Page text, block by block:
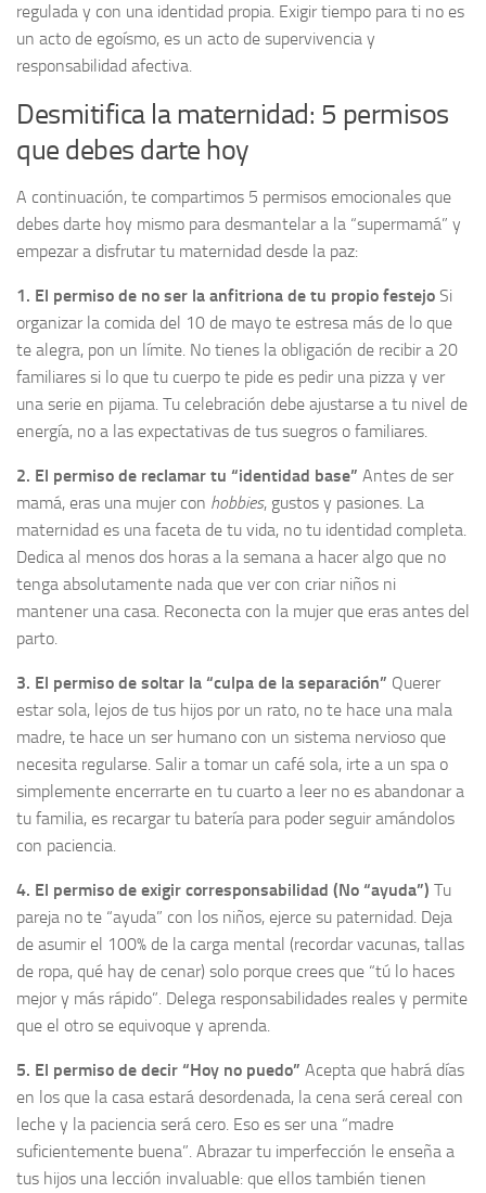
regulada y con una identidad propia. Exigir tiempo para ti no es
un acto de egoísmo, es un acto de supervivencia y
responsabilidad afectiva.
Desmitifica la maternidad: 5 permisos
que debes darte hoy
A continuación, te compartimos 5 permisos emocionales que
debes darte hoy mismo para desmantelar a la “supermamá” y
empezar a disfrutar tu maternidad desde la paz:
1. El permiso de no ser la anfitriona de tu propio festejo Si
organizar la comida del 10 de mayo te estresa más de lo que
te alegra, pon un límite. No tienes la obligación de recibir a 20
familiares si lo que tu cuerpo te pide es pedir una pizza y ver
una serie en pijama. Tu celebración debe ajustarse a tu nivel de
energía, no a las expectativas de tus suegros o familiares.
2. El permiso de reclamar tu “identidad base” Antes de ser
mamá, eras una mujer con hobbies, gustos y pasiones. La
maternidad es una faceta de tu vida, no tu identidad completa.
Dedica al menos dos horas a la semana a hacer algo que no
tenga absolutamente nada que ver con criar niños ni
mantener una casa. Reconecta con la mujer que eras antes del
parto.
3. El permiso de soltar la “culpa de la separación” Querer
estar sola, lejos de tus hijos por un rato, no te hace una mala
madre, te hace un ser humano con un sistema nervioso que
necesita regularse. Salir a tomar un café sola, irte a un spa o
simplemente encerrarte en tu cuarto a leer no es abandonar a
tu familia, es recargar tu batería para poder seguir amándolos
con paciencia.
4. El permiso de exigir corresponsabilidad (No “ayuda”) Tu
pareja no te “ayuda” con los niños, ejerce su paternidad. Deja
de asumir el 100% de la carga mental (recordar vacunas, tallas
de ropa, qué hay de cenar) solo porque crees que “tú lo haces
mejor y más rápido”. Delega responsabilidades reales y permite
que el otro se equivoque y aprenda.
5. El permiso de decir “Hoy no puedo” Acepta que habrá días
en los que la casa estará desordenada, la cena será cereal con
leche y la paciencia será cero. Eso es ser una “madre
suficientemente buena”. Abrazar tu imperfección le enseña a
tus hijos una lección invaluable: que ellos también tienen